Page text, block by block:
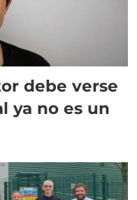
debe verse
ya no es un